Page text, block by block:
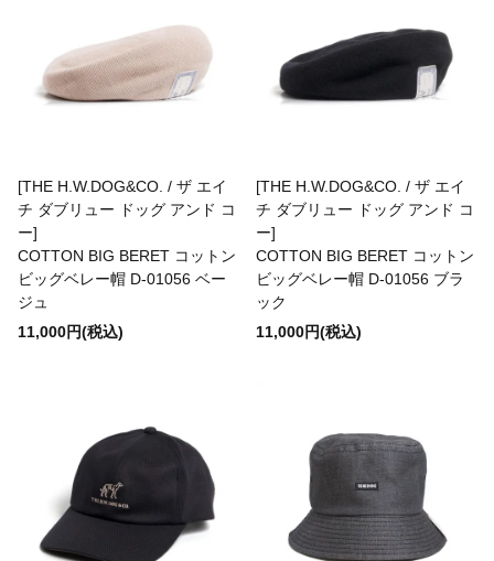
[THE H.W.DOG&CO. / ザ エイ
チ ダブリュー ドッグ アンド コ
ー]
COTTON BIG BERET コットン
ビッグベレー帽 D-01056 ベー
ジュ
11,000円(税込)
[THE H.W.DOG&CO. / ザ エイ
チ ダブリュー ドッグ アンド コ
ー]
COTTON BIG BERET コットン
ビッグベレー帽 D-01056 ブラ
ック
11,000円(税込)
ANACHRONORM
B.A.F(Brooklyn Armed Forces Inc.)
BAGABOO
BasShu
BEADED ACCESSORIES